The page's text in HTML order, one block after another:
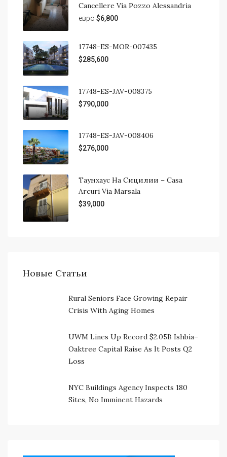
Cancellere Via Pozzo Alessandria
евро $6,800
17748-ES-MOR-007435
$285,600
17748-ES-JAV-008375
$790,000
17748-ES-JAV-008406
$276,000
Таунхаус На Сицилии – Casa
Arcuri Via Marsala
$39,000
Новые Статьи
Rural Seniors Face Growing Repair
Crisis With Aging Homes
UWM Lines Up Record $2.05B Ishbia–
Oaktree Capital Raise As It Posts Q2
Loss
NYC Buildings Agency Inspects 180
Sites, No Imminent Hazards